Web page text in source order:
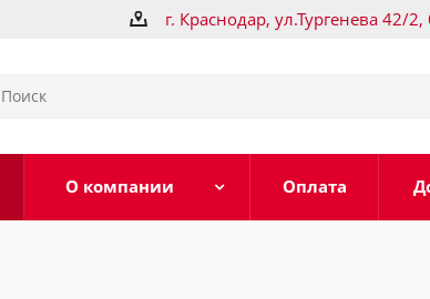
г. Краснодар, ул.Тургенева 42/
О компании Оплата